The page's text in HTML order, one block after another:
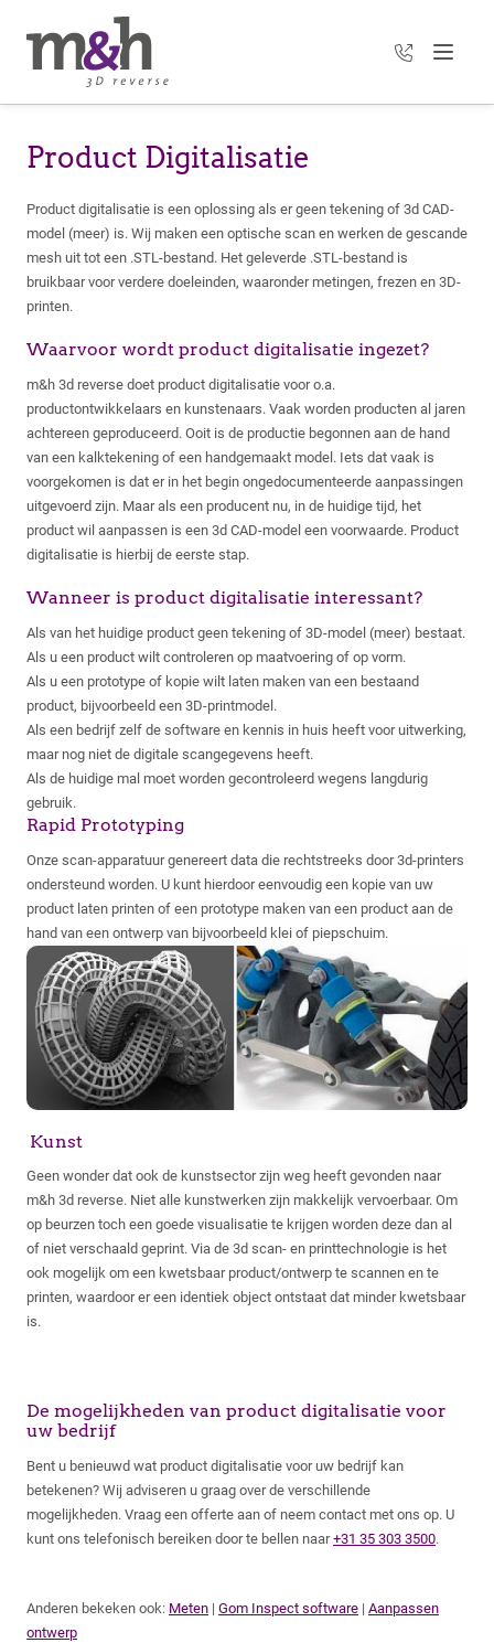
Menu
+31 35 303
Product Digitalisatie
Product digitalisatie is een oplossing als er geen tekening of 3d CAD-
model (meer) is. Wij maken een optische scan en werken de gescande
mesh uit tot een .STL-bestand. Het geleverde .STL-bestand is
bruikbaar voor verdere doeleinden, waaronder metingen, frezen en 3D-
printen.
Waarvoor wordt product digitalisatie ingezet?
m&h 3d reverse doet product digitalisatie voor o.a.
productontwikkelaars en kunstenaars. Vaak worden producten al jaren
achtereen geproduceerd. Ooit is de productie begonnen aan de hand
van een kalktekening of een handgemaakt model. Iets dat vaak is
voorgekomen is dat er in het begin ongedocumenteerde aanpassingen
uitgevoerd zijn. Maar als een producent nu, in de huidige tijd, het
product wil aanpassen is een 3d CAD-model een voorwaarde. Product
digitalisatie is hierbij de eerste stap.
Wanneer is product digitalisatie interessant?
Als van het huidige product geen tekening of 3D-model (meer) bestaat.
Als u een product wilt controleren op maatvoering of op vorm.
Als u een prototype of kopie wilt laten maken van een bestaand
product, bijvoorbeeld een 3D-printmodel.
Als een bedrijf zelf de software en kennis in huis heeft voor uitwerking,
maar nog niet de digitale scangegevens heeft.
Als de huidige mal moet worden gecontroleerd wegens langdurig
gebruik.
Rapid Prototyping
Onze scan-apparatuur genereert data die rechtstreeks door 3d-printers
ondersteund worden. U kunt hierdoor eenvoudig een kopie van uw
product laten printen of een prototype maken van een product aan de
hand van een ontwerp van bijvoorbeeld klei of piepschuim.
Kunst
Geen wonder dat ook de kunstsector zijn weg heeft gevonden naar
m&h 3d reverse. Niet alle kunstwerken zijn makkelijk vervoerbaar. Om
op beurzen toch een goede visualisatie te krijgen worden deze dan al
of niet verschaald geprint. Via de 3d scan- en printtechnologie is het
ook mogelijk om een kwetsbaar product/ontwerp te scannen en te
printen, waardoor er een identiek object ontstaat dat minder kwetsbaar
is.
De mogelijkheden van product digitalisatie voor
uw bedrijf
Bent u benieuwd wat product digitalisatie voor uw bedrijf kan
betekenen? Wij adviseren u graag over de verschillende
mogelijkheden. Vraag een offerte aan of neem contact met ons op. U
kunt ons telefonisch bereiken door te bellen naar+31 35 303 3500.
Anderen bekeken ook: Meten | Gom Inspect software | Aanpassen
ontwerp